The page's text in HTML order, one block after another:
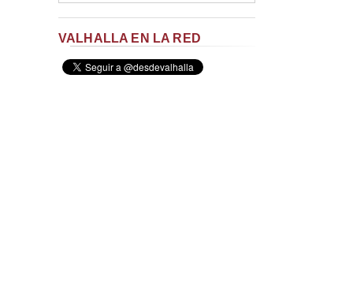
VALHALLA EN LA RED